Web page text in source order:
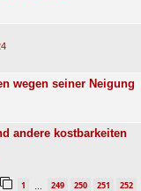
wegen seiner Neigung
andere kostbarkeiten
1 249 250 251 252